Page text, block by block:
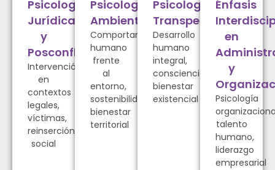
Psicología
Jurídica
y
Posconflicto
Intervención
en
contextos
legales,
víctimas,
reinserción
social
Psicología
Ambiental
Comportamiento
humano
frente
al
entorno,
sostenibilidad,
bienestar
territorial
Psicología
Transpersonal
Desarrollo
humano
integral,
consciencia,
bienestar
existencial
Énfasis
en
y
Psicología
talento
humano,
liderazgo
empresarial